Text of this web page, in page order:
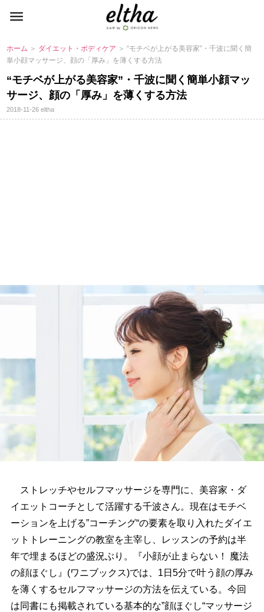
ホーム ＞ ダイエット・ボディケア ＞ “モチベが上がる美容家”・千波に聞く簡
単小顔マッサージ、顔の「厚み」を薄くする方法
“モチベが上がる美容家”・千波に聞く簡単小顔マッ
サージ、顔の「厚み」を薄くする方法
2018-11-26eltha
ストレッチやセルフマッサージを専門に、美容家・ダ
イエットコーチとして活躍する千波さん。現在はモチベ
ーションを上げる”コーチング“の要素を取り入れたダイエ
ットトレーニングの教室を主宰し、レッスンの予約は半
年で埋まるほどの盛況ぶり。『小顔が止まらない！ 魔法
の顔ほぐし』(ワニブックス)では、1日5分で叶う顔の厚み
を薄くするセルフマッサージの方法を伝えている。今回
は同書にも掲載されている基本的な”顔ほぐし“マッサージ